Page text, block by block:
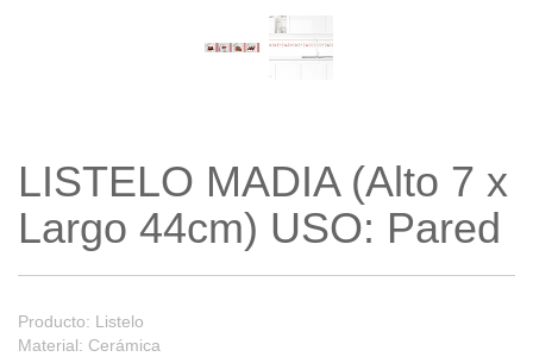
LISTELO MADIA (Alto 7 x
Largo 44cm) USO: Pared
Producto: Listelo
Material: Cerámica